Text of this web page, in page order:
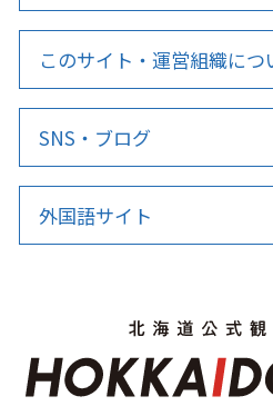
このサイト・運営組織につ
SNS・ブログ
外国語サイト